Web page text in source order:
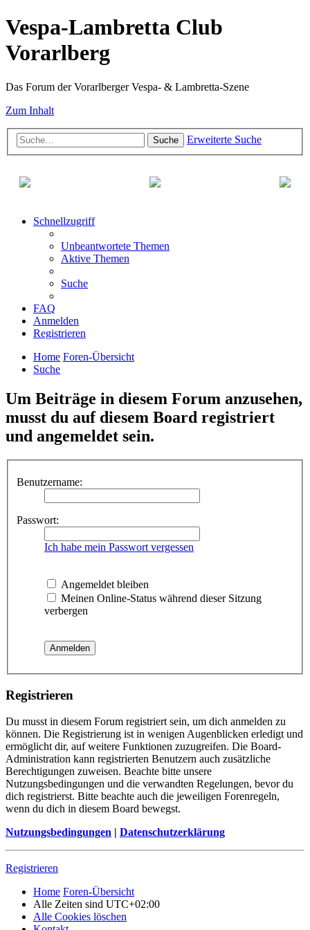
Vespa-Lambretta Club
Vorarlberg
Das Forum der Vorarlberger Vespa- & Lambretta-Szene
Zum Inhalt
Suche Erweiterte Suche
Schnellzugriff
Unbeantwortete Themen
Aktive Themen
Suche
FAQ
Anmelden
Registrieren
Home Foren-Übersicht
Suche
Um Beiträge in diesem Forum anzusehen,
musst du auf diesem Board registriert
und angemeldet sein.
Benutzername:
Passwort:
Ich habe mein Passwort vergessen
Angemeldet bleiben
Meinen Online-Status während dieser Sitzung
verbergen
Registrieren
Du musst in diesem Forum registriert sein, um dich anmelden zu
können. Die Registrierung ist in wenigen Augenblicken erledigt und
ermöglicht dir, auf weitere Funktionen zuzugreifen. Die Board-
Administration kann registrierten Benutzern auch zusätzliche
Berechtigungen zuweisen. Beachte bitte unsere
Nutzungsbedingungen und die verwandten Regelungen, bevor du
dich registrierst. Bitte beachte auch die jeweiligen Forenregeln,
wenn du dich in diesem Board bewegst.
Nutzungsbedingungen | Datenschutzerklärung
Registrieren
Home Foren-Übersicht
Alle Zeiten sind UTC+02:00
Alle Cookies löschen